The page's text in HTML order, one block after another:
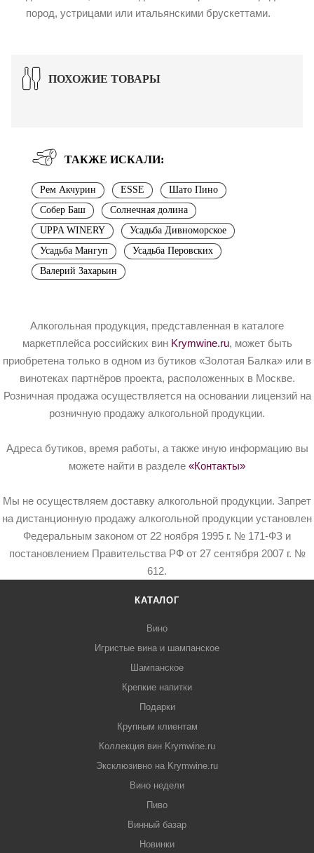
пород, устрицами или итальянскими брускеттами.
ПОХОЖИЕ ТОВАРЫ
ТАКЖЕ ИСКАЛИ:
Рем Акчурин ESSE
Шато Пино
Собер Баш
Солнечная долина
UPPA WINERY
Усадьба Дивноморское
Усадьба Мангуп
Усадьба Перовских
Валерий Захарьин
Алкогольная продукция, представленная в каталоге
маркетплейса российских вин Krymwine.ru, может быть
приобретена только в одном из бутиков «Золотая Балка» или в
винотеках партнёров проекта, расположенных в Москве.
Розничная продажа осуществляется на основании лицензий на
розничную продажу алкогольной продукции.
Адреса бутиков, время работы, а также иную информацию вы
можете найти в разделе «Контакты»
Мы не осуществляем доставку алкогольной продукции. Запрет
на дистанционную продажу алкогольной продукции установлен
Федеральным законом от 22 ноября 1995 г. № 171-ФЗ и
постановлением Правительства РФ от 27 сентября 2007 г. №
612.
КАТАЛОГ
Вино
Игристые вина и шампанское
Шампанское
Крепкие напитки
Подарки
Крупным клиентам
Коллекция вин Krymwine.ru
Эксклюзивно на Krymwine.ru
Вино недели
Пиво
Винный базар
Новинки